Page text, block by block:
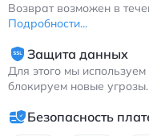
Возврат возможен в
Подробности...
Защита данных
Для этого мы
блокируем новые угрозы.
Безопасность